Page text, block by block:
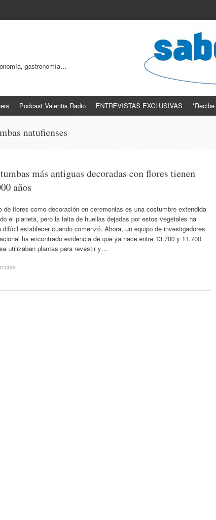
gastronomía…
Podcast Valentia Radio ENTREVISTAS EXCLUSIVAS
natufienses
más antiguas decoradas con flores tienen
años
de flores como decoración en ceremonias es una costumbre extendida
el planeta, pero la falta de huellas dejadas por estos vegetales ha
difícil establecer cuando comenzó. Ahora, un equipo de investigadores
ha encontrado evidencia de que ya hace entre 13.700 y 11.700
utilizaban plantas para revestir y…